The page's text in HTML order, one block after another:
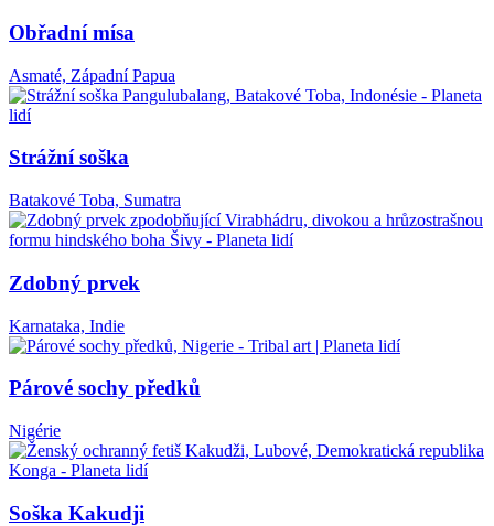
Obřadní mísa
Asmaté, Západní Papua
Strážní soška
Batakové Toba, Sumatra
Zdobný prvek
Karnataka, Indie
Párové sochy předků
Nigérie
Soška Kakudji